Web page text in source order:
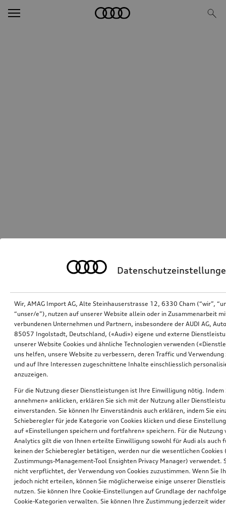
Wir, AMAG Import AG, Alte Steinhauserstrasse 12, 6330 Cham (“wir”,
“unser/e”), nutzen auf unserer Website allein oder in Zusammenarbeit
verbundenen Unternehmen und Partnern, insbesondere der AUDI AG,
85057 Ingolstadt, Deutschland, («Audi») eigene und externe
unserer Website Cookies und ähnliche Technologien verwenden
uns helfen, unsere Website zu verbessern, deren Traffic und Verwendung
und auf Ihre Interessen zugeschnittene Inhalte einschliesslich
anzuzeigen.
Für die Nutzung dieser Dienstleistungen ist Ihre Einwilligung nötig. Indem
annehmen» anklicken, erklären Sie sich mit der Nutzung aller
einverstanden. Sie können Ihr Einverständnis auch erklären, indem Sie
Schieberegler für jede Kategorie von Cookies klicken und diese
auf «Einstellungen speichern und fortfahren» speichern. Für die Nutzung
Analytics gilt die von Ihnen erteilte Einwilligung sowohl für Audi als auch
keinen der Schieberegler betätigen, werden nur die wesentlichen Cookies
Zustimmungs-Management-Tool Ensighten Privacy Manager) verwendet.
nicht verpflichtet, der Verwendung von Cookies zuzustimmen. Wenn Sie
jedoch nicht erteilen, können Sie möglicherweise einige unserer
nutzen. Sie können Ihre Cookie-Einstellungen auf Grundlage der
Cookie-Kategorien verwalten. Sie können Ihre Zustimmung jederzeit